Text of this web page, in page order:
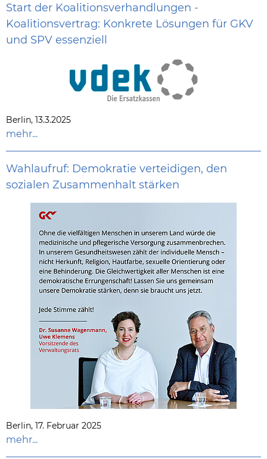
Start der Koalitionsverhandlungen -
Koalitionsvertrag: Konkrete Lösungen für GKV
und SPV essenziell
Berlin, 13.3.2025
mehr...
Wahlaufruf: Demokratie verteidigen, den
sozialen Zusammenhalt stärken
Berlin, 17. Februar 2025
mehr...